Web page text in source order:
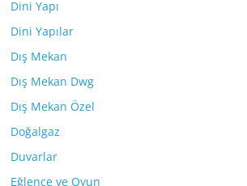
Dini Yapı
Dini Yapılar
Dış Mekan
Dış Mekan Dwg
Dış Mekan Özel
Doğalgaz
Duvarlar
Eğlence ve Oyun